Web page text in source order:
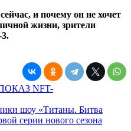
и почему он не хочет
жизни, зрители
NFT-
шоу «Титаны. Битва
серии нового сезона